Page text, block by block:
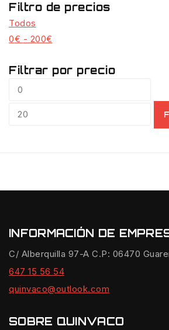
Filtro de precios
Todos
0€ - 200€
Filtrar por precio
INFORMACIÓN DE
C/ Alberquilla 97-A C.P: 06470
647 15 56 54
quinvaco@outlook.com
SOBRE QUINVACO